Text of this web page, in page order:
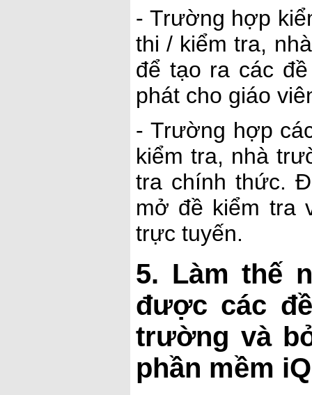
- Trường hợp
thi / kiểm tra,
để tạo ra các
phát cho giáo
- Trường hợp
kiểm tra, nhà
tra chính thức.
mở đề kiểm tra
trực tuyến.
5. Làm thế
được các
trường và
phần mềm